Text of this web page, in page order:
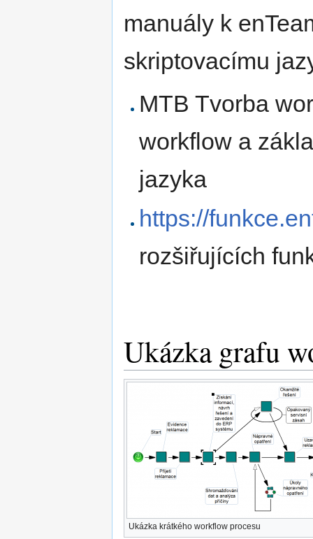
manuály k
skriptovacímu
MTB Tvorba
workflow a
jazyka
https://
rozšiřujících
Ukázka grafu
Ukázka krátkého workflow procesu